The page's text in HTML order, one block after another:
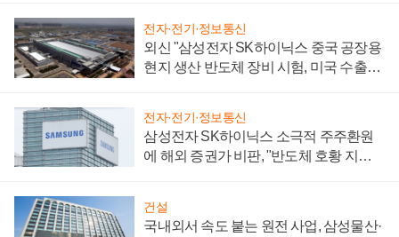
전자·전기·정보통신
외신 "삼성전자 SK하이닉스 중국 공장용
현지 생산 반도체 장비 시험, 미국 수출통
전자·전기·정보통신
삼성전자 SK하이닉스 소극적 주주환원
에 해외 증권가 비판, "반도체 호황 지속
건설
국내외서 속도 붙는 원전 사업, 삼성물산·